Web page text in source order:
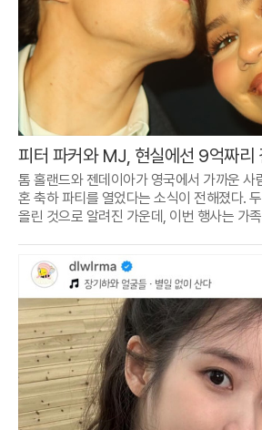
피터 파커와 MJ, 현실에선 9억짜리
톰 홀랜드와 젠데이아가 영국에서 가까운 사
혼 축하 파티를 열었다는 소식이 전해졌다.
올린 것으로 알려진 가운데, 이번 행사는 가